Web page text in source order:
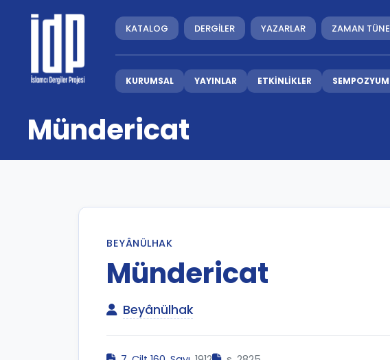
KATALOG DERGİLER YAZARLAR ZAMAN
KURUMSAL YAYINLAR ETKİNLİKLER SEMPOZYUM
Mündericat
BEYÂNÜLHAK
Mündericat
Beyânülhak